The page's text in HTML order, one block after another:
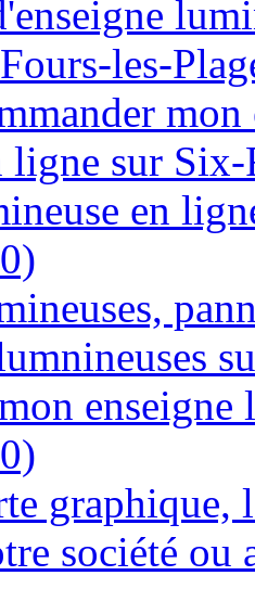
les-
ligne sur
en
graphique,
société ou